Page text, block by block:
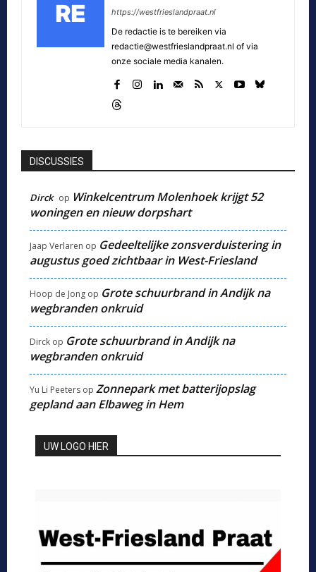
https://westfrieslandpraat.nl
De redactie is te bereiken via
redactie@westfrieslandpraat.nl of via
onze sociale media kanalen.
DISCUSSIES
Dirck op Winkelcentrum Molenhoek krijgt 52
woningen en nieuw dorpshart
Jaap Verlaren op Gedeeltelijke zonsverduistering in
augustus goed zichtbaar in West-Friesland
Hoop de Jong op Grote schuurbrand in Andijk na
wegbranden onkruid
Dirck op Grote schuurbrand in Andijk na
wegbranden onkruid
Yu Li Peeters op Zonnepark met batterijopslag
gepland aan Elbaweg in Hem
UW LOGO HIER